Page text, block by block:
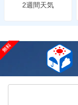
2週間天気